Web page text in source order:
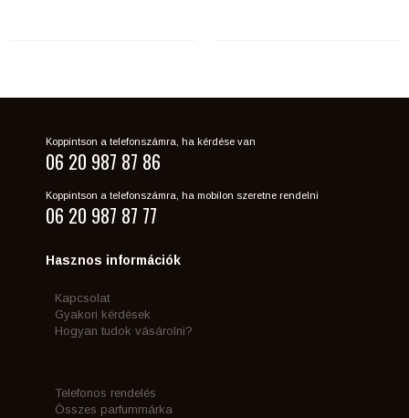
Koppintson a telefonszámra, ha kérdése van
06 20 987 87 86
Koppintson a telefonszámra, ha mobilon szeretne rendelni
06 20 987 87 77
Hasznos információk
Kapcsolat
Gyakori kérdések
Hogyan tudok vásárolni?
Telefonos rendelés
Összes parfummárka